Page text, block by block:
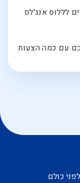
לללוס אנג'לס
עם כמה הצעות
כולם